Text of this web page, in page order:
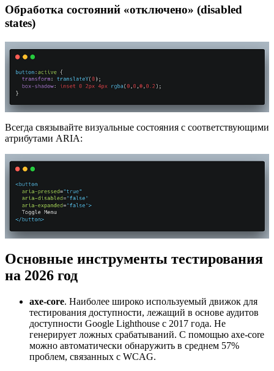
Обработка состояний «отключено» (disabled
states)
Всегда связывайте визуальные состояния с соответствующими
атрибутами ARIA:
Основные инструменты тестирования
на 2026 год
axe-core. Наиболее широко используемый движок для
тестирования доступности, лежащий в основе аудитов
доступности Google Lighthouse с 2017 года. Не
генерирует ложных срабатываний. С помощью axe-core
можно автоматически обнаружить в среднем 57%
проблем, связанных с WCAG.